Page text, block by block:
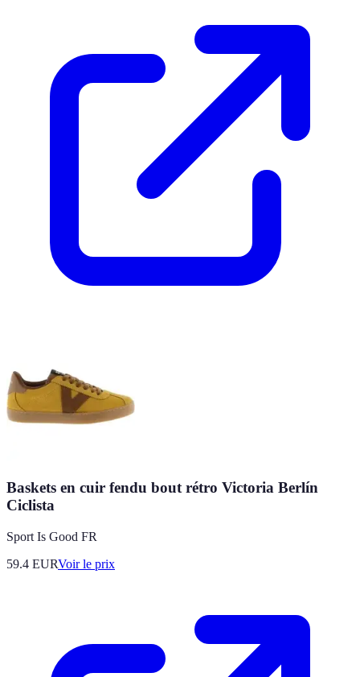
Baskets en cuir fendu bout rétro Victoria Berlín
Ciclista
Sport Is Good FR
59.4 EURVoir le prix